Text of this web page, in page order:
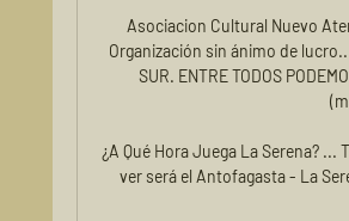
Asociacion Cultural Nuevo
Organización sin ánimo de lucro..
SUR. ENTRE TODOS
¿A Qué Hora Juega La Serena?
ver será el Antofagasta - La